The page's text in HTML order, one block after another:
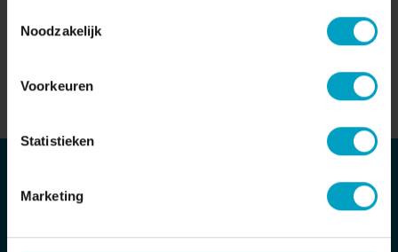
Noodzakelijk
Voorkeuren
Statistieken
Marketing